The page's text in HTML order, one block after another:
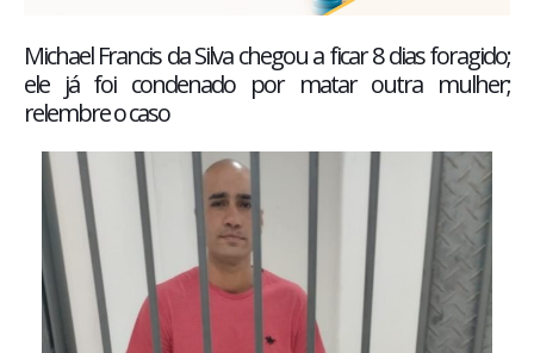
Michael Francis da Silva chegou a ficar 8 dias foragido;
ele já foi condenado por matar outra mulher;
relembre o caso